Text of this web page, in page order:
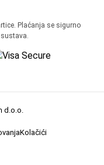
Plaćanja se sigurno
d.o.o.
Kolačići